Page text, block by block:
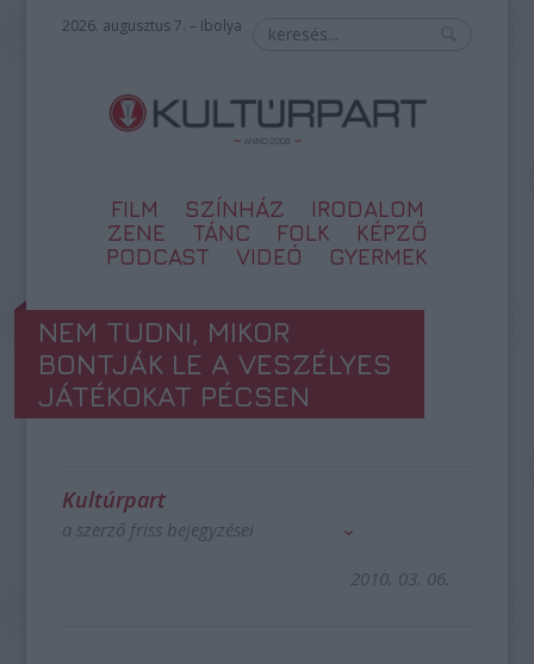
2026. augusztus 7. – Ibolya
FILM SZÍNHÁZ
IRODALOM
ZENE
TÁNC FOLK
KÉPZŐ
PODCAST
VIDEÓ GYERMEK
NEM TUDNI, MIKOR
BONTJÁK LE A VESZÉLYES
JÁTÉKOKAT PÉCSEN
Kultúrpart
a szerző friss bejegyzései
2010. 03. 06.